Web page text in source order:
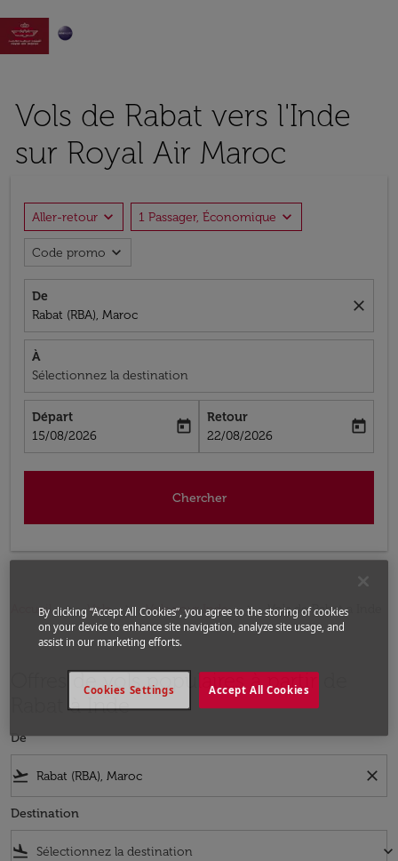

Vols de Rabat vers l'Inde
sur Royal Air Maroc
Aller-retour expand_more 1 Passager, Économique expand_more
Code promo expand_more
De
Rabat (RBA), Maroc
close
À
Sélectionnez la destination
Départ
fc-booking-departure-date-aria-label
15/08/2026
today
Retour
fc-booking-return-date-aria-label
22/08/2026
today
Chercher
Accueil Vols Vols pour Inde Vols de Rabat a Inde
Offres de vols populaires à partir de
Rabat à Inde
De
flight_takeoff close
Destination
flight_land keyboard_arrow_down
By clicking “Accept All Cookies”, you agree to the storing of cookies
on your device to enhance site navigation, analyze site usage, and
assist in our marketing efforts.
Accept All Cookies
Cookies Settings